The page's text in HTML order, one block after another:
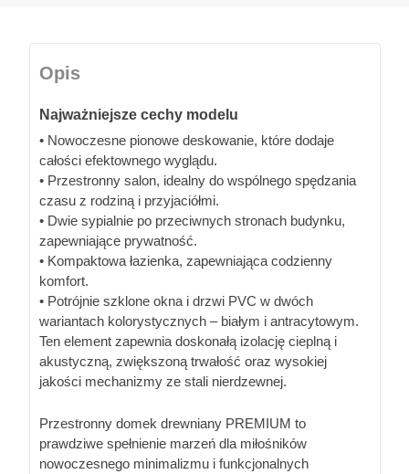
Opis
Najważniejsze cechy modelu
• Nowoczesne pionowe deskowanie, które dodaje
całości efektownego wyglądu.
• Przestronny salon, idealny do wspólnego spędzania
czasu z rodziną i przyjaciółmi.
• Dwie sypialnie po przeciwnych stronach budynku,
zapewniające prywatność.
• Kompaktowa łazienka, zapewniająca codzienny
komfort.
• Potrójnie szklone okna i drzwi PVC w dwóch
wariantach kolorystycznych – białym i antracytowym.
Ten element zapewnia doskonałą izolację cieplną i
akustyczną, zwiększoną trwałość oraz wysokiej
jakości mechanizmy ze stali nierdzewnej.
Przestronny domek drewniany PREMIUM to
prawdziwe spełnienie marzeń dla miłośników
nowoczesnego minimalizmu i funkcjonalnych